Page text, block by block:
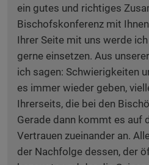
ein gutes und richtiges
Bischofskonferenz mit
Ihrer Seite mit uns werde
gerne einsetzen. Aus
ich sagen: Schwierigkeiten
es immer wieder geben,
Ihrerseits, die bei den
Gerade dann kommt es auf
Vertrauen zueinander an.
der Nachfolge dessen, der